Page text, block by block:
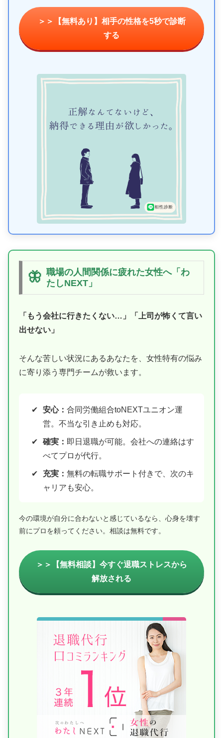
＞＞【無料あり】相手の性格を5秒で診断
する
🦋 職場の人間関係に疲れた女性へ「わ
たしNEXT」
「もう会社に行きたくない…」「上司が怖くて言い
出せない」
そんな苦しい状況にあるあなたを、女性特有の悩み
に寄り添う専門チームが救います。
安心：合同労働組合toNEXTユニオン運
営。不当な引き止めも対応。
確実： 即日退職が可能。会社への連絡はす
べてプロが代行。
充実：無料の転職サポート付きで、次のキ
ャリアも安心。
今の環境が自分に合わないと感じているなら、心身を壊す
前にプロを頼ってください。相談は無料です。
＞＞【無料相談】今すぐ退職ストレスから
解放される